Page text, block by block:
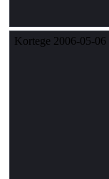
Kortege 2006-05-06